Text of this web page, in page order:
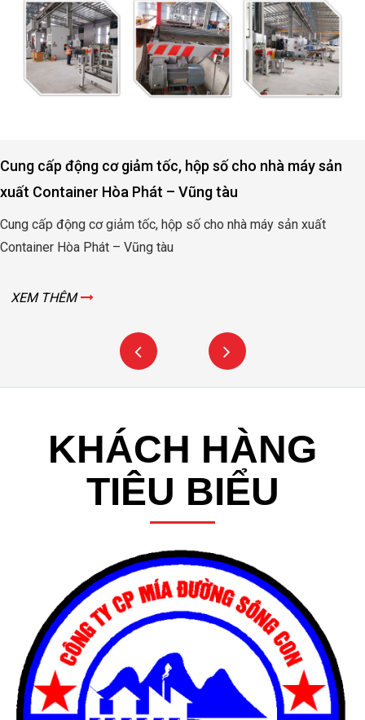
Cung cấp động cơ giảm tốc, hộp số cho nhà máy sản
xuất Container Hòa Phát – Vũng tàu
Cung cấp động cơ giảm tốc, hộp số cho nhà máy sản xuất
Container Hòa Phát – Vũng tàu
XEM THÊM
KHÁCH HÀNG
TIÊU BIỂU